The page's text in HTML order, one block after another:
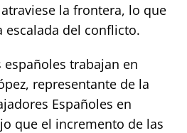
la frontera, lo que
escalada del conflicto.
españoles trabajan en
representante de la
Españoles en
que el incremento de las